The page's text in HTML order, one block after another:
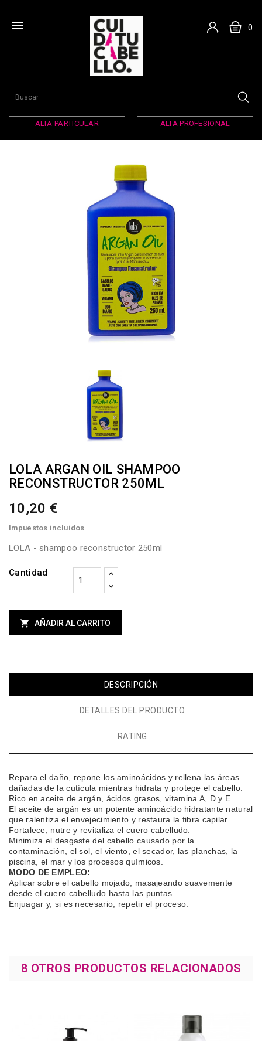
 0
ALTA PARTICULAR ALTA PROFESIONAL
LOLA ARGAN OIL SHAMPOO
RECONSTRUCTOR 250ML
10,20 €
Impuestos incluidos
LOLA - shampoo reconstructor 250ml
Cantidad
 AÑADIR AL CARRITO
DESCRIPCIÓN
DETALLES DEL PRODUCTO
RATING
Repara el daño, repone los aminoácidos y rellena las áreas
dañadas de la cutícula mientras hidrata y protege el cabello.
Rico en aceite de argán, ácidos grasos, vitamina A, D y E.
El aceite de argán es un potente aminoácido hidratante natural
que ralentiza el envejecimiento y restaura la fibra capilar.
Fortalece, nutre y revitaliza el cuero cabelludo.
Minimiza el desgaste del cabello causado por la
contaminación, el sol, el viento, el secador, las planchas, la
piscina, el mar y los procesos químicos.
MODO DE EMPLEO:
Aplicar sobre el cabello mojado, masajeando suavemente
desde el cuero cabelludo hasta las puntas.
Enjuagar y, si es necesario, repetir el proceso.
8 OTROS PRODUCTOS RELACIONADOS